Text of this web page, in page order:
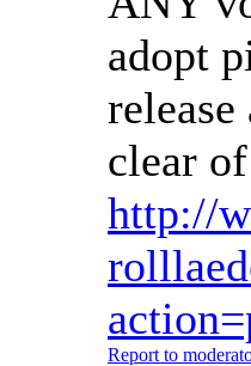
adopt
clear
http://
Report to